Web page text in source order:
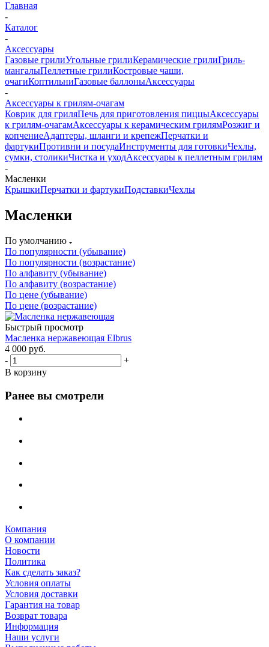
Главная
-
Каталог
-
Аксессуары
Газовые грилиУгольные грилиКерамические грилиГриль-
мангалыПеллетные грилиКостровые чаши,
очагиКоптильниГазовые баллоныАксессуары
-
Аксессуары к грилям-очагам
Коврик для гриляПечь для приготовления пиццыАксессуары
к грилям-очагамАксессуары к керамическим грилямРозжиг и
копчениеАдаптеры, шланги и крепежПерчатки и
фартукиПротивни и посудаИнструменты для готовкиЧехлы,
сумки, столикиЧистка и уходАксессуары к пеллетным грилям
-
Масленки
КрышкиПерчатки и фартукиПодставкиЧехлы
Масленки
По умолчанию
По популярности (убывание)
По популярности (возрастание)
По алфавиту (убывание)
По алфавиту (возрастание)
По цене (убывание)
По цене (возрастание)
Быстрый просмотр
Масленка нержавеющая Elbrus
4 000 руб.
-
+
В корзину
Ранее вы смотрели
Компания
О компании
Новости
Политика
Как сделать заказ?
Условия оплаты
Условия доставки
Гарантия на товар
Возврат товара
Информация
Наши услуги